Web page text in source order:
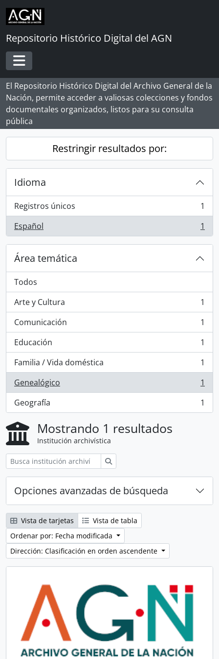
Skip to main content
Repositorio Histórico Digital del AGN
Toggle navigation
El Repositorio Histórico Digital del Archivo General de la
Nación, permite acceder a valiosas colecciones y fondos
documentales organizados, listos para su consulta
pública
Restringir resultados por:
Idioma
Registros únicos
, 1 resultados
1
Español
, 1 resultados 1
Área temática
Todos
Arte y Cultura
, 1 resultados
1
Comunicación
, 1 resultados
1
Educación
, 1 resultados
1
Familia / Vida doméstica
, 1 resultados
1
Genealógico
, 1 resultados
1
Geografía
, 1 resultados 1
Mostrando 1 resultados
Institución archivística
Opciones avanzadas de búsqueda
Vista de tarjetas
Vista de tabla
Ordenar por: Fecha modificada
Dirección: Clasificación en orden ascendente